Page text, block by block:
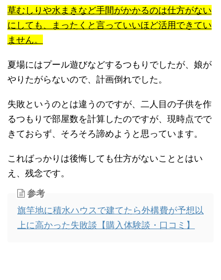
草むしりや水まきなど手間がかかるのは仕方がない
にしても、まったくと言っていいほど活用できてい
ません。
夏場にはプール遊びなどするつもりでしたが、娘が
やりたがらないので、計画倒れでした。
失敗というのとは違うのですが、二人目の子供を作
るつもりで部屋数を計算したのですが、現時点でで
きておらず、そろそろ諦めようと思っています。
こればっかりは後悔しても仕方がないこととはい
え、残念です。
参考
旗竿地に積水ハウスで建てたら外構費が予想以
上に高かった失敗談【購入体験談・口コミ】